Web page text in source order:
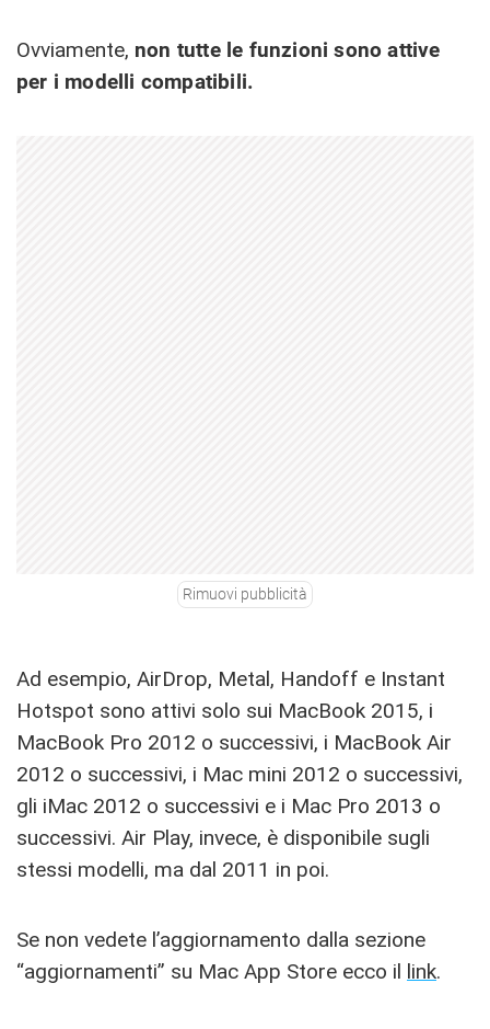
Ovviamente, non tutte le funzioni sono attive
per i modelli compatibili.
Rimuovi pubblicità
Ad esempio, AirDrop, Metal, Handoff e Instant
Hotspot sono attivi solo sui MacBook 2015, i
MacBook Pro 2012 o successivi, i MacBook Air
2012 o successivi, i Mac mini 2012 o successivi,
gli iMac 2012 o successivi e i Mac Pro 2013 o
successivi. Air Play, invece, è disponibile sugli
stessi modelli, ma dal 2011 in poi.
Se non vedete l’aggiornamento dalla sezione
“aggiornamenti” su Mac App Store ecco il link.